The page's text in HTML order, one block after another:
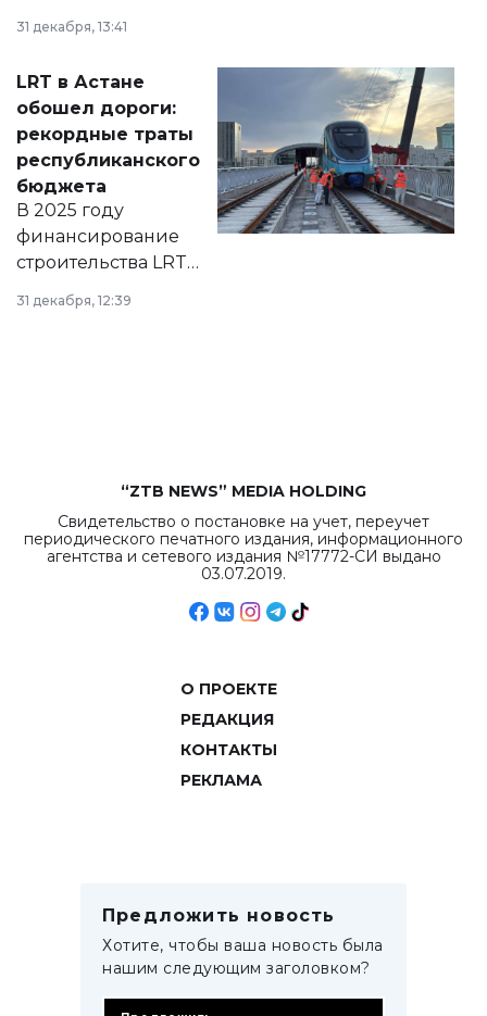
города на 2026–
2028 годы.
документ
появился в базе
нормативных
правовых актов и
на сайте маслихат
города.
31 декабря, 13:41
LRT в Астане
обошел дороги:
рекордные траты
республиканского
бюджета
В 2025 году
финансирование
строительства LRT
в Астане из
республиканского
31 декабря, 12:39
“ZTB NEWS” MEDIA HOLDING
Свидетельство о постановке на учет, переучет
периодического печатного издания, информационного
агентства и сетевого издания №17772-СИ выдано
03.07.2019.
О ПРОЕКТЕ
РЕДАКЦИЯ
КОНТАКТЫ
РЕКЛАМА
Предложить новость
Хотите, чтобы ваша новость была
нашим следующим заголовком?